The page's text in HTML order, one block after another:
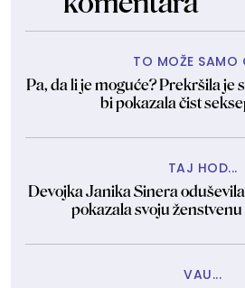
TO MOŽE SAMO
Pa, da li je moguće? Prekršila je
bi pokazala čist
TAJ HOD...
Devojka Janika Sinera
pokazala svoju
VAU...